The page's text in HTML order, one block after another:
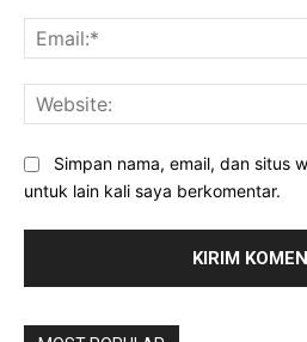
Simpan nama, email, dan situs
untuk lain kali saya berkomentar.